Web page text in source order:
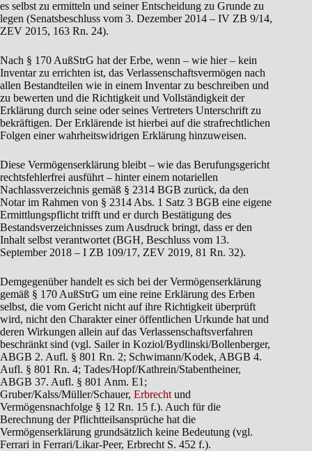
es selbst zu ermitteln und seiner Entscheidung zu Grunde zu
legen (Senatsbeschluss vom 3. Dezember 2014 – IV ZB 9/14,
ZEV 2015, 163 Rn. 24).
Nach § 170 AußStrG hat der Erbe, wenn – wie hier – kein
Inventar zu errichten ist, das Verlassenschaftsvermögen nach
allen Bestandteilen wie in einem Inventar zu beschreiben und
zu bewerten und die Richtigkeit und Vollständigkeit der
Erklärung durch seine oder seines Vertreters Unterschrift zu
bekräftigen. Der Erklärende ist hierbei auf die strafrechtlichen
Folgen einer wahrheitswidrigen Erklärung hinzuweisen.
Diese Vermögenserklärung bleibt – wie das Berufungsgericht
rechtsfehlerfrei ausführt – hinter einem notariellen
Nachlassverzeichnis gemäß § 2314 BGB zurück, da den
Notar im Rahmen von § 2314 Abs. 1 Satz 3 BGB eine eigene
Ermittlungspflicht trifft und er durch Bestätigung des
Bestandsverzeichnisses zum Ausdruck bringt, dass er den
Inhalt selbst verantwortet (BGH, Beschluss vom 13.
September 2018 – I ZB 109/17, ZEV 2019, 81 Rn. 32).
Demgegenüber handelt es sich bei der Vermögenserklärung
gemäß § 170 AußStrG um eine reine Erklärung des Erben
selbst, die vom Gericht nicht auf ihre Richtigkeit überprüft
wird, nicht den Charakter einer öffentlichen Urkunde hat und
deren Wirkungen allein auf das Verlassenschaftsverfahren
beschränkt sind (vgl. Sailer in Koziol/Bydlinski/Bollenberger,
ABGB 2. Aufl. § 801 Rn. 2; Schwimann/Kodek, ABGB 4.
Aufl. § 801 Rn. 4; Tades/Hopf/Kathrein/Stabentheiner,
ABGB 37. Aufl. § 801 Anm. E1;
Gruber/Kalss/Müller/Schauer, Erbrecht und
Vermögensnachfolge § 12 Rn. 15 f.). Auch für die
Berechnung der Pflichtteilsansprüche hat die
Vermögenserklärung grundsätzlich keine Bedeutung (vgl.
Ferrari in Ferrari/Likar-Peer, Erbrecht S. 452 f.).